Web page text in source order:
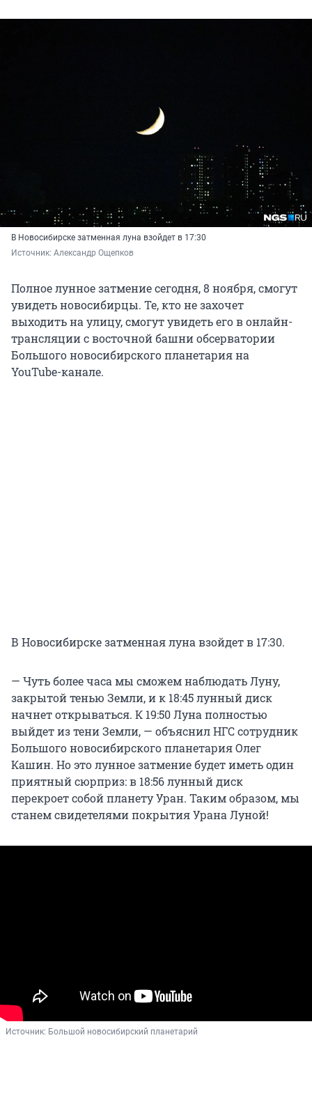
В Новосибирске затменная луна взойдет в 17:30
Источник: Александр Ощепков
Полное лунное затмение сегодня, 8 ноября, смогут
увидеть новосибирцы. Те, кто не захочет
выходить на улицу, смогут увидеть его в онлайн-
трансляции с восточной башни обсерватории
Большого новосибирского планетария на
YouTube-канале.
В Новосибирске затменная луна взойдет в 17:30.
— Чуть более часа мы сможем наблюдать Луну,
закрытой тенью Земли, и к 18:45 лунный диск
начнет открываться. К 19:50 Луна полностью
выйдет из тени Земли, — объяснил НГС сотрудник
Большого новосибирского планетария Олег
Кашин. Но это лунное затмение будет иметь один
приятный сюрприз: в 18:56 лунный диск
перекроет собой планету Уран. Таким образом, мы
станем свидетелями покрытия Урана Луной!
Источник: Большой новосибирский планетарий